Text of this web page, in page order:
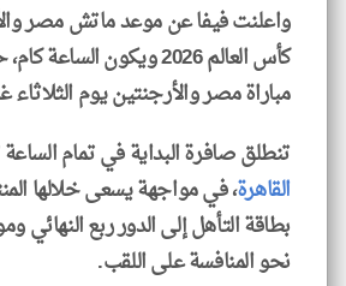
واعلنت فيفا عن موعد ماتش مصر
كأس العالم 2026 ويكون
مباراة مصر والأرجنتين يوم الثلاثاء
تنطلق صافرة البداية في تمام الساعة 7 مساءً بتوقيت
القاهرة، في مواجهة يسعى خلالها
بطاقة التأهل إلى الدور ربع النهائي
نحو المنافسة على اللقب.